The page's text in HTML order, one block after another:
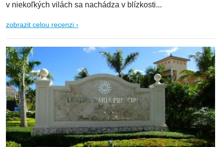
v niekoľkých vilách sa nachádza v blízkosti...
zobrazit celou recenzi ›